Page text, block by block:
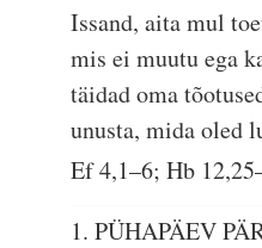
Issand, aita mul
mis ei muutu ega
täidad oma
unusta, mida oled
Ef 4,1–6; Hb
1. PÜHAPÄEV